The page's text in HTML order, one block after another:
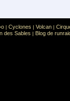
| Cyclones | Volcan |
des Sables | Blog de